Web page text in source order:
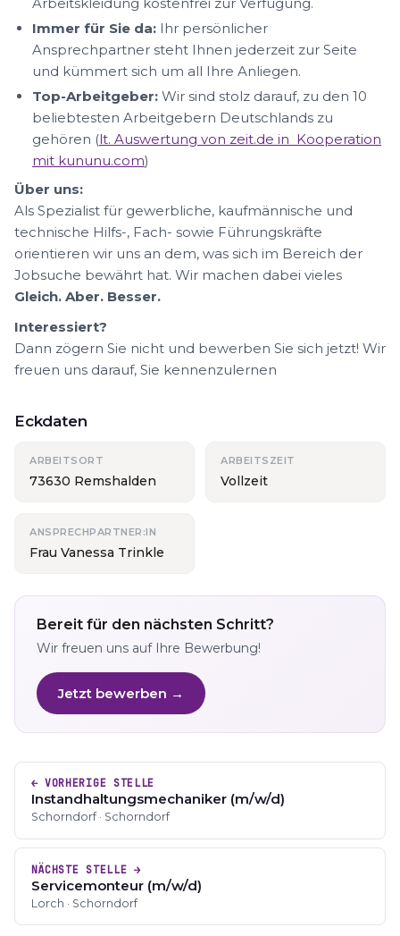
Immer für Sie da: Ihr persönlicher
Ansprechpartner steht Ihnen jederzeit zur Seite
und kümmert sich um all Ihre Anliegen.
Top-Arbeitgeber: Wir sind stolz darauf, zu den 10
beliebtesten Arbeitgebern Deutschlands zu
gehören (lt. Auswertung von zeit.de in Kooperation
mit kununu.com)
Über uns:
Als Spezialist für gewerbliche, kaufmännische und
technische Hilfs-, Fach- sowie Führungskräfte
orientieren wir uns an dem, was sich im Bereich der
Jobsuche bewährt hat. Wir machen dabei vieles
Gleich. Aber. Besser.
Interessiert?
Dann zögern Sie nicht und bewerben Sie sich jetzt! Wir
freuen uns darauf, Sie kennenzulernen
Eckdaten
ARBEITSORT
73630 Remshalden
ARBEITSZEIT
Vollzeit
ANSPRECHPARTNER:IN
Frau Vanessa Trinkle
Bereit für den nächsten Schritt?
Wir freuen uns auf Ihre Bewerbung!
Jetzt bewerben →
← VORHERIGE STELLE
Instandhaltungsmechaniker (m/w/d)
Schorndorf · Schorndorf
NÄCHSTE STELLE →
Servicemonteur (m/w/d)
Lorch · Schorndorf